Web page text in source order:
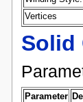
Vertices
Solid
Parameter